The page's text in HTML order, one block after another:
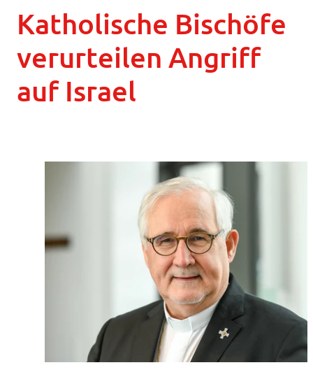
Katholische Bischöfe
verurteilen Angriff
auf Israel